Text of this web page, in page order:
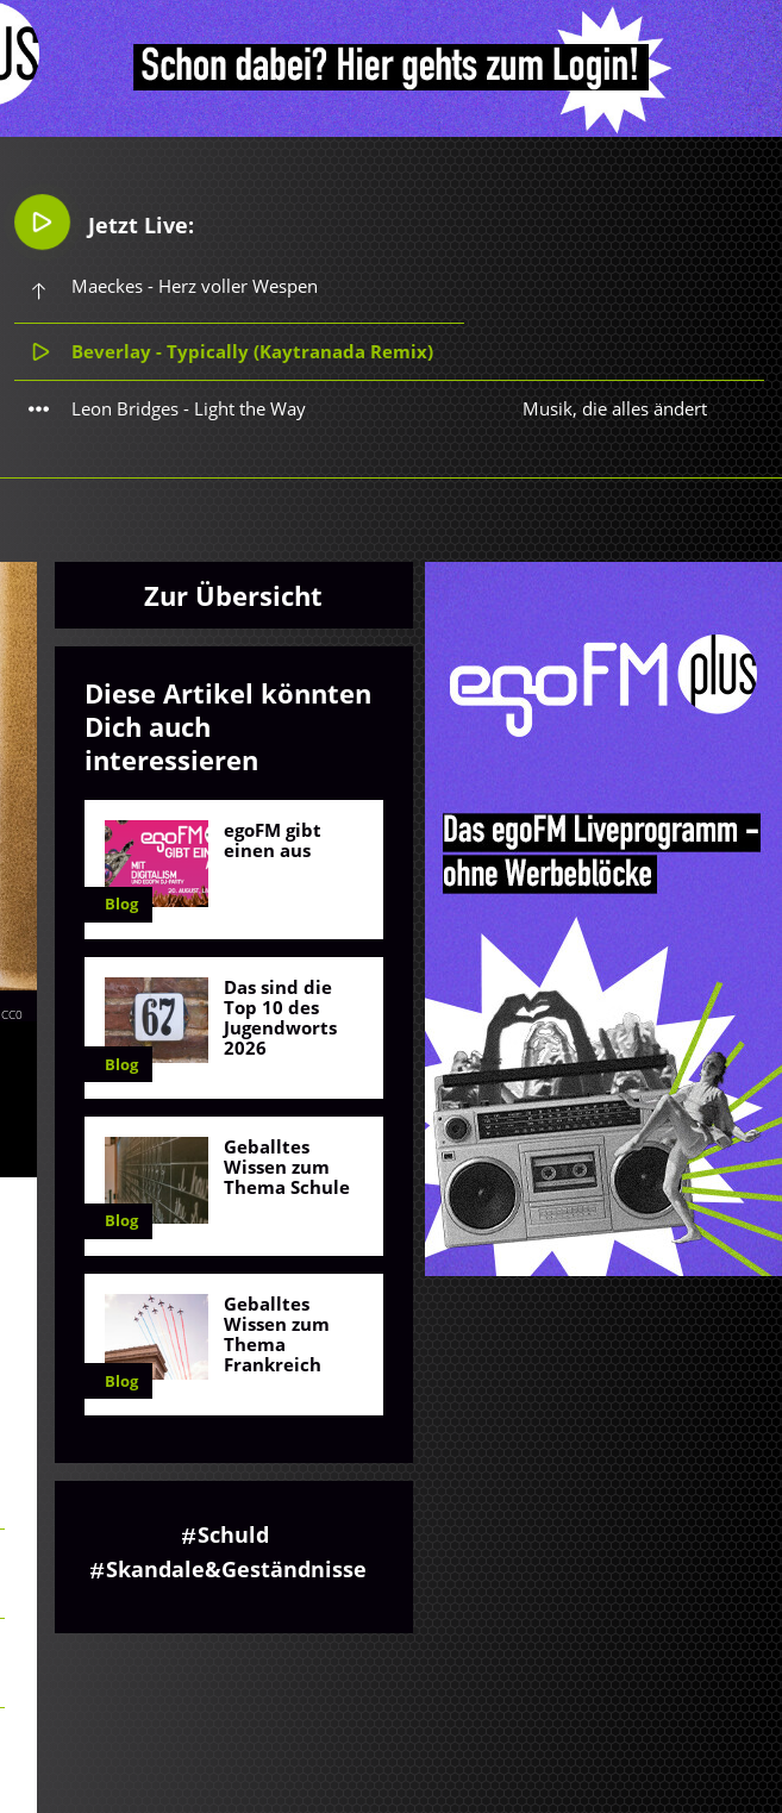
Jetzt Live:
Maeckes - Herz voller Wespen
Beverlay - Typically (Kaytranada Remix)
Leon Bridges - Light the Way Musik, die alles ändert
CC0
Zur Übersicht
Diese Artikel könnten
Dich auch
interessieren
Blog
egoFM gibt
einen aus
Blog
Das sind die
Top 10 des
Jugendworts
2026
Blog
Geballtes
Wissen zum
Thema Schule
Blog
Geballtes
Wissen zum
Thema
Frankreich
Schuld
Skandale&Geständnisse